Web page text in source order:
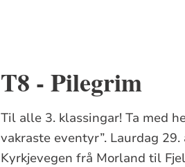
T8 - Pilegrim
Til alle 3. klassingar! Ta med
vakraste eventyr”. Laurdag
Kyrkjevegen frå Morland til